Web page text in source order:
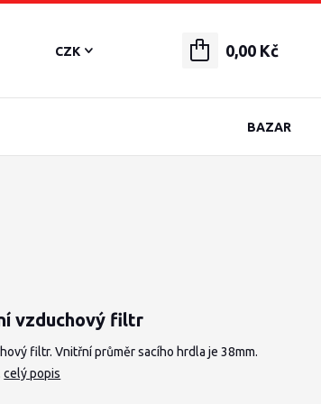
BAZAR
CZK 0,00 Kč
vzduchový filtr
filtr. Vnitřní průměr sacího hrdla je 38mm.
celý popis